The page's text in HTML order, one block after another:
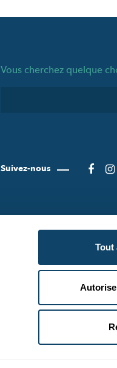
Tout
Vous cherchez quelque
Suivez-nous
CONDITIONS
POLITIQUE DE